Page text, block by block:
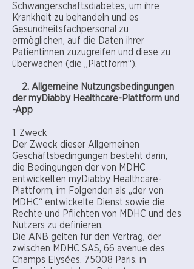
Schwangerschaftsdiabetes, um ihre
Krankheit zu behandeln und es
Gesundheitsfachpersonal zu
ermöglichen, auf die Daten ihrer
Patientinnen zuzugreifen und diese zu
überwachen (die „Plattform“).
2. Allgemeine Nutzungsbedingungen
der myDiabby Healthcare-Plattform und
-App
1. Zweck
Der Zweck dieser Allgemeinen
Geschäftsbedingungen besteht darin,
die Bedingungen der von MDHC
entwickelten myDiabby Healthcare-
Plattform, im Folgenden als „der von
MDHC“ entwickelte Dienst sowie die
Rechte und Pflichten von MDHC und des
Nutzers zu definieren.
Die ANB gelten für den Vertrag, der
zwischen MDHC SAS, 66 avenue des
Champs Elysées, 75008 Paris, in